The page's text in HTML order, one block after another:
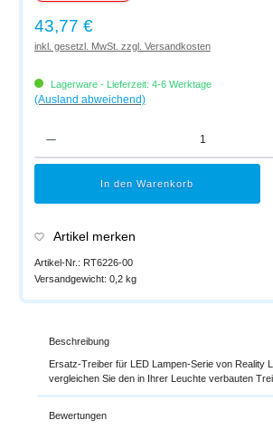
Regulärer Preis:
43,77 €
inkl. gesetzl. MwSt. zzgl. Versandkosten
Lagerware - Lieferzeit: 4-6 Werktage
(Ausland abweichend)
In den Warenkorb
Artikel merken
Artikel-Nr.: RT6226-00
Versandgewicht: 0,2 kg
Beschreibung
Ersatz-Treiber für LED Lampen-Serie von Reality
vergleichen Sie den in Ihrer Leuchte verbauten
Bewertungen